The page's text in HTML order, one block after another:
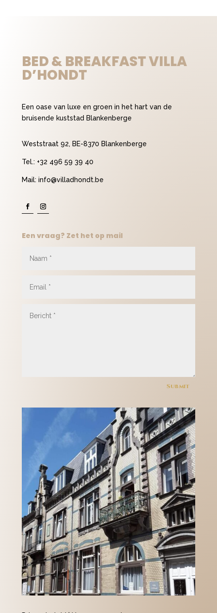
BED & BREAKFAST VILLA
D’HONDT
Een oase van luxe en groen in het hart van de
bruisende kuststad Blankenberge
Weststraat 92, BE-8370 Blankenberge
Tel.: +32 496 59 39 40
Mail: info@villadhondt.be
Een vraag? Zet het op mail
Submit